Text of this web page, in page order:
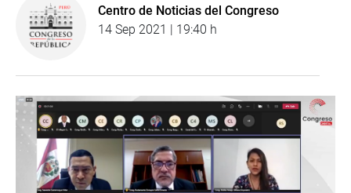
Centro de Noticias del Congreso
14 Sep 2021 | 19:40 h